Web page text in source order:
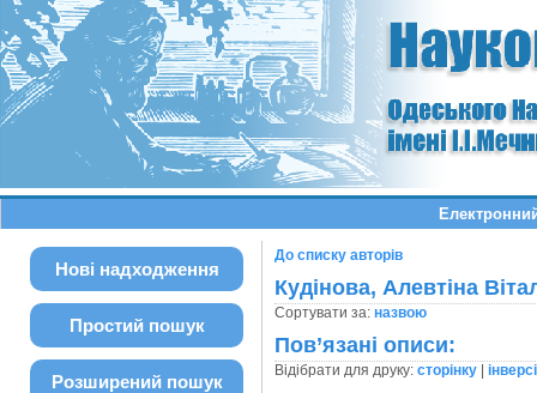
Нові надходження
Простий пошук
Розширений пошук
До списку авторів
Кудінова, Алевтіна
Сортувати за: назвою
Пов’язані описи:
Відібрати для друку: сторінку|